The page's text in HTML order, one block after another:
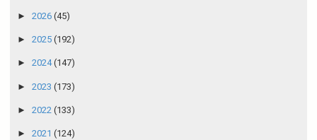
► 2026 (45)
► 2025 (192)
► 2024(147)
► 2023 (173)
► 2022 (133)
► 2021 (124)